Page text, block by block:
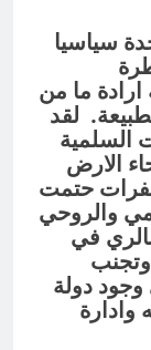
سياسيا
ارادة ما من
لقد
السلمية
الارض
حتمت
والروحي
في
وجود دولة